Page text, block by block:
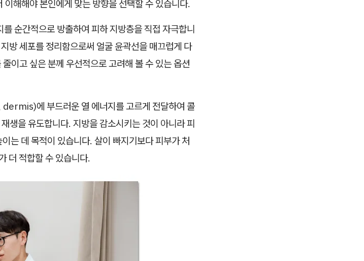
해해야 본인에게 맞는 방향을 선택할 수 있습니다.
순간적으로 방출하여 피하 지방층을 직접 자극합니
방 세포를 정리함으로써 얼굴 윤곽선을 매끄럽게 다
이고 싶은 분께 우선적으로 고려해 볼 수 있는 옵션
dermis)에 부드러운 열 에너지를 고르게 전달하여 콜
을 유도합니다. 지방을 감소시키는 것이 아니라 피
는 데 목적이 있습니다. 살이 빠지기보다 피부가 처
더 적합할 수 있습니다.